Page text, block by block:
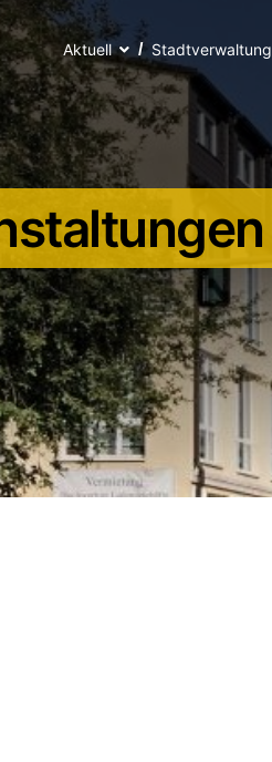
Aktuell Stadtverwaltung